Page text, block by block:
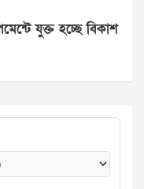
যুক্ত হচ্ছে বিকাশ